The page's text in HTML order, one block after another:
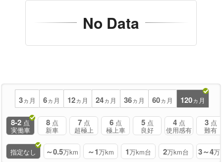
No Data
3ヵ月 6ヵ月 12ヵ月 24ヵ月 36ヵ月 60ヵ月 120ヵ月
8-2 点
実働車
8 点
新車
7 点
超極上
6 点
極上車
5 点
良好
4 点
使用感有
3 点
難有
指定なし ～0.5万km ～1万km 1万km台 2万km台 3～4万